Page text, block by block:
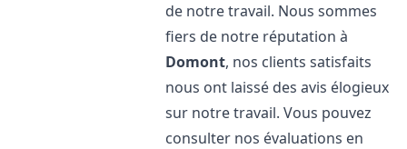
de notre travail. Nous sommes
fiers de notre réputation à
Domont, nos clients satisfaits
nous ont laissé des avis élogieux
sur notre travail. Vous pouvez
consulter nos évaluations en